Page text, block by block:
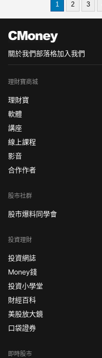
1 2 3
關於我們部落格加入我們
理財寶商城
理財寶
軟體
講座
線上課程
影音
合作作者
股市社群
股市爆料同學會
投資理財
投資網誌
Money錢
投資小學堂
財經百科
美股放大鏡
口袋證券
即時股市